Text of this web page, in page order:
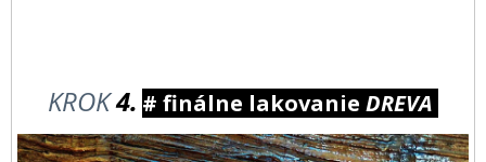
KROK4. # finálne lakovanie DREVA